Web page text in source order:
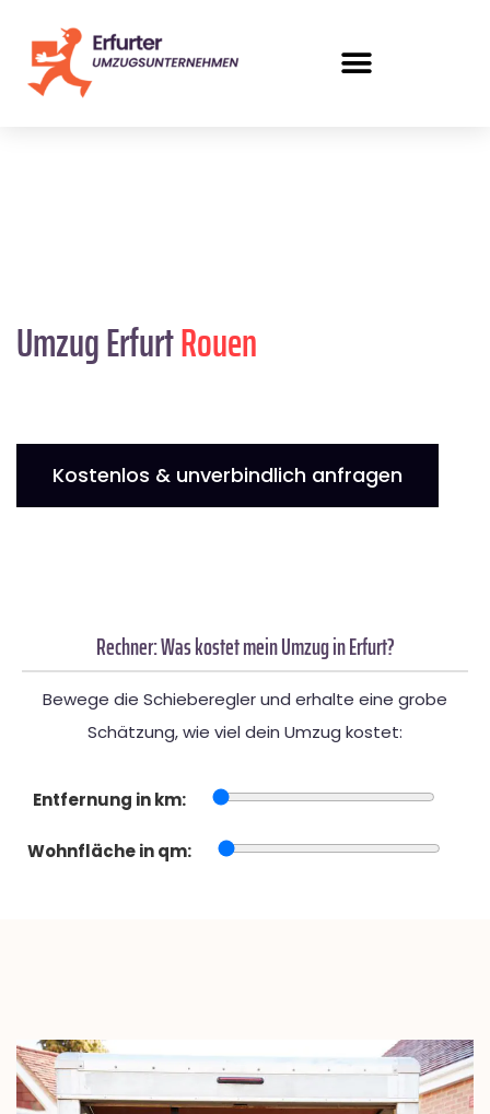
Umzug ErfurtRouen
Kostenlos & unverbindlich anfragen
Rechner: Was kostet mein Umzug in Erfurt?
Bewege die Schieberegler und erhalte eine grobe
Schätzung, wie viel dein Umzug kostet:
Entfernung in km:
Wohnfläche in qm: